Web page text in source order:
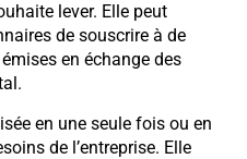
lever. Elle peut
de souscrire à de
en échange des
en une seule fois ou en
de l’entreprise. Elle